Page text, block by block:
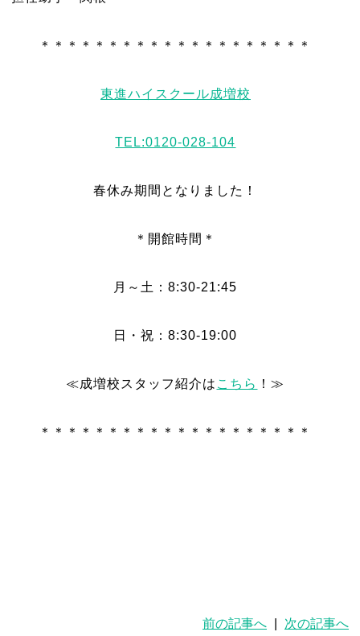
＊＊＊＊＊＊＊＊＊＊＊＊＊＊＊＊＊＊＊＊
東進ハイスクール成増校
TEL:0120-028-104
春休み期間となりました！
＊開館時間＊
月～土：8:30-21:45
日・祝：8:30-19:00
≪成増校スタッフ紹介は こちら ！≫
＊＊＊＊＊＊＊＊＊＊＊＊＊＊＊＊＊＊＊＊
前の記事へ 次の記事へ